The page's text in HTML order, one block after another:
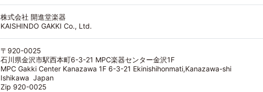
株式会社 開進堂楽器
KAISHINDO GAKKI Co., Ltd.
〒920-0025
石川県金沢市駅西本町6-3-21 MPC楽器センター金沢1F
MPC Gakki Center Kanazawa 1F 6-3-21 Ekinishihonmati,Kanazawa-shi
Ishikawa Japan
Zip 920-0025